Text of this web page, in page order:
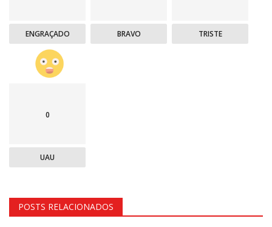
ENGRAÇADO BRAVO TRISTE
0
UAU
POSTS RELACIONADOS